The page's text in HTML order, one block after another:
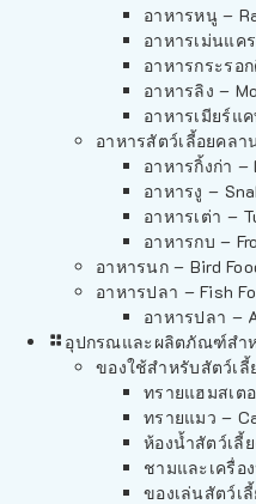
อาหารหนู –
อาหารเม่นแค
อาหารกระรอ
อาหารลิง –
อาหารเมียร์แ
อาหารสัตว์เลี้อยคลา
อาหารกิ้งก่า –
อาหารงู –
อาหารเต่า –
อาหารกบ –
อาหารนก – Bird
อาหารปลา – Fish
อาหารปลา –
อุปกรณและผลิตภัณฑ์สำ
ของใช้สำหรับสัตว์เลี้
ทรายแฮมสเต
ทรายแมว –
ห้องน้ำสัตว์เลี้
ชามและเครื่อ
ของเล่นสัตว์เ